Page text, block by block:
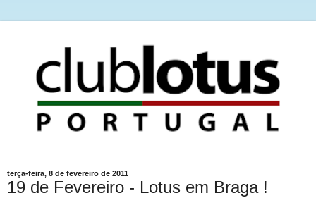
terça-feira, 8 de fevereiro de 2011
19 de Fevereiro - Lotus em Braga !